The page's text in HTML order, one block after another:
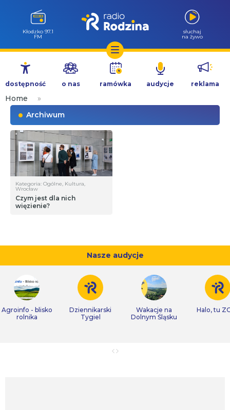
Przejdź
treści
Wołów 99.6
FM
słuchaj
na żywo
dostępność o nas ramówka audycje reklama
Home
»
Archiwum
Kategoria: Ogólne, Kultura,
Wrocław
Czym jest dla nich
więzienie?
Nasze audycje
Agroinfo - blisko
rolnika
Dziennikarski
Tygiel
Wakacje na
Dolnym Śląsku
Halo, tu